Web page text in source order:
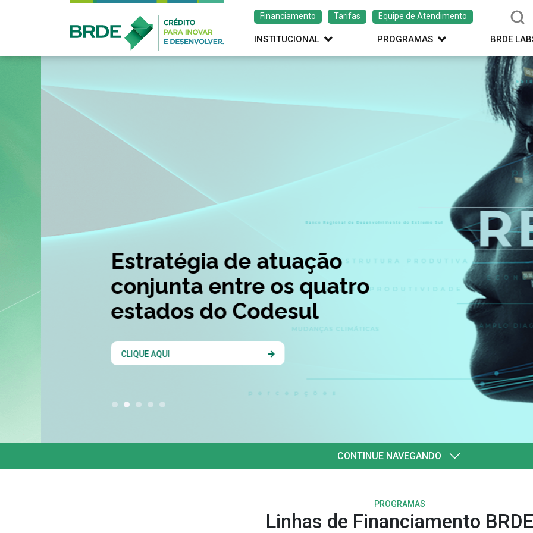
Financiamento Tarifas Equipe de Atendimento
INSTITUCIONAL PROGRAMAS BRDE
Estratégia de atuação
conjunta entre os quatro
estados do Codesul
CLIQUE AQUI
CONTINUE NAVEGANDO
PROGRAMAS
Linhas de Financiamento BRDE